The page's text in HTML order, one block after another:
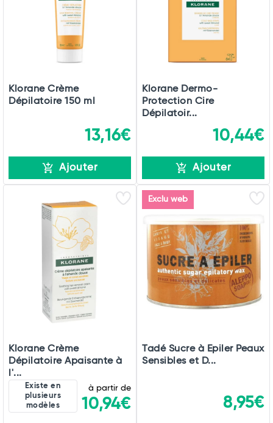
Klorane Crème
Dépilatoire 150 ml
13,16€
Ajouter
Klorane Dermo-
Protection Cire
Dépilatoir...
10,44€
Ajouter
Klorane Crème
Dépilatoire Apaisante à
l'...
Existe en
plusieurs
modèles
à partir de
10,94€
Exclu web
Tadé Sucre à Epiler Peaux
Sensibles et D...
8,95€